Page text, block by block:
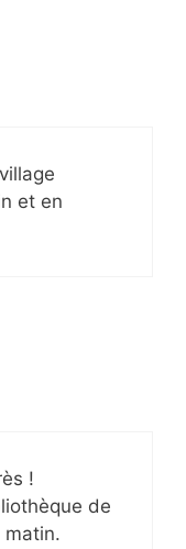
et en
!
de
matin.